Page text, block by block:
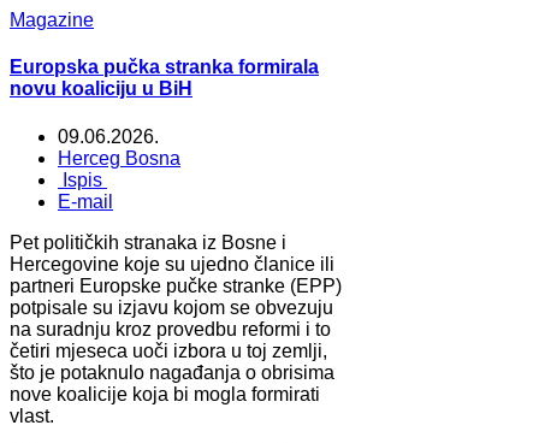
Magazine
Europska pučka stranka formirala
novu koaliciju u BiH
09.06.2026.
Herceg Bosna
Ispis
E-mail
Pet političkih stranaka iz Bosne i
Hercegovine koje su ujedno članice ili
partneri Europske pučke stranke (EPP)
potpisale su izjavu kojom se obvezuju
na suradnju kroz provedbu reformi i to
četiri mjeseca uoči izbora u toj zemlji,
što je potaknulo nagađanja o obrisima
nove koalicije koja bi mogla formirati
vlast.